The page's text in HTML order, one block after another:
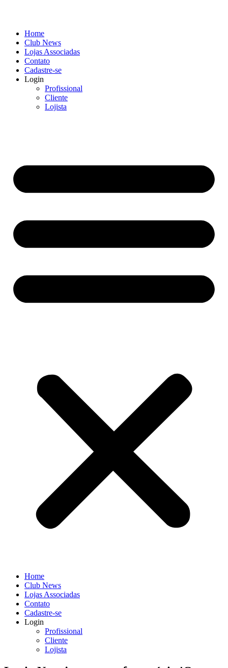
Home
Club News
Lojas Associadas
Contato
Cadastre-se
Login
Profissional
Cliente
Lojista
Home
Club News
Lojas Associadas
Contato
Cadastre-se
Login
Profissional
Cliente
Lojista